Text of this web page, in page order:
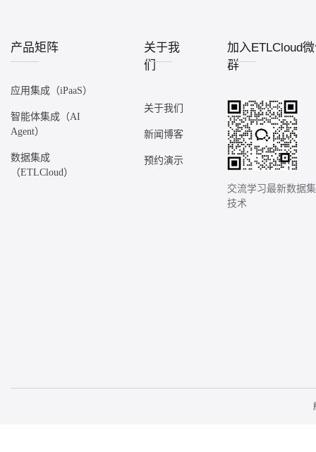
产品矩阵
应用集成（iPaaS）
智能体集成（AI
Agent）
数据集成
（ETLCloud）
关于我
们
关于我们
新闻博客
预约演示
加入ETLCloud
群
交流学习最新数据
技术